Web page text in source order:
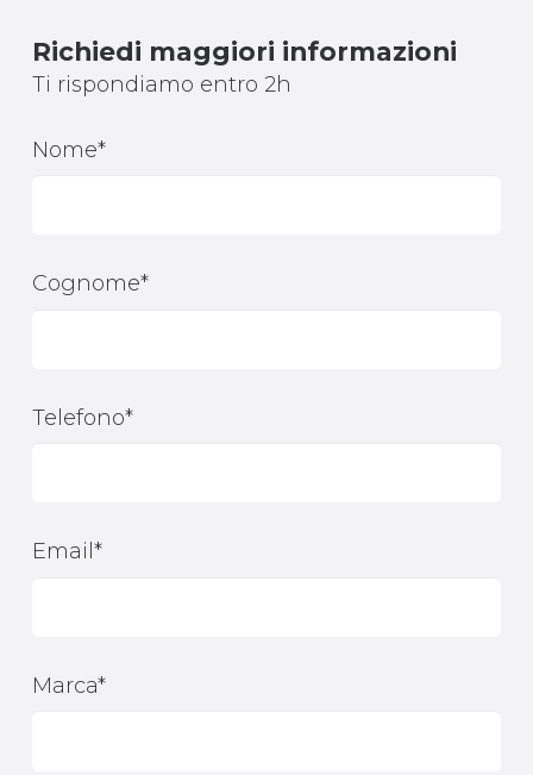
Richiedi maggiori informazioni
Ti rispondiamo entro 2h
Nome*
Cognome*
Telefono*
Email*
Marca*